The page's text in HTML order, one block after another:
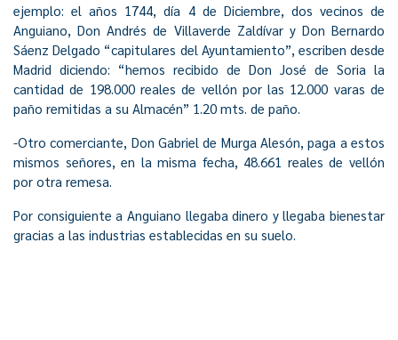
ejemplo: el años 1744, día 4 de Diciembre, dos vecinos de
Anguiano, Don Andrés de Villaverde Zaldívar y Don Bernardo
Sáenz Delgado “capitulares del Ayuntamiento”, escriben desde
Madrid diciendo: “hemos recibido de Don José de Soria la
cantidad de 198.000 reales de vellón por las 12.000 varas de
paño remitidas a su Almacén” 1.20 mts. de paño.
-Otro comerciante, Don Gabriel de Murga Alesón, paga a estos
mismos señores, en la misma fecha, 48.661 reales de vellón
por otra remesa.
Por consiguiente a Anguiano llegaba dinero y llegaba bienestar
gracias a las industrias establecidas en su suelo.